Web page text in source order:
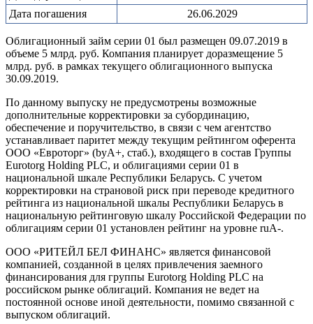
Дата погашения
26.06.2029
Облигационный займ серии 01 был размещен 09.07.2019 в
объеме 5 млрд. руб. Компания планирует доразмещение 5
млрд. руб. в рамках текущего облигационного выпуска
30.09.2019.
По данному выпуску не предусмотрены возможные
дополнительные корректировки за субординацию,
обеспечение и поручительство, в связи с чем агентство
устанавливает паритет между текущим рейтингом оферента
ООО «Евроторг» (byA+, стаб.), входящего в состав Группы
Eurotorg Holding PLC, и облигациями серии 01 в
национальной шкале Республики Беларусь. С учетом
корректировки на страновой риск при переводе кредитного
рейтинга из национальной шкалы Республики Беларусь в
национальную рейтинговую шкалу Российской Федерации по
облигациям серии 01 установлен рейтинг на уровне ruA-.
ООО «РИТЕЙЛ БЕЛ ФИНАНС» является финансовой
компанией, созданной в целях привлечения заемного
финансирования для группы Eurotorg Holding PLC на
российском рынке облигаций. Компания не ведет на
постоянной основе иной деятельности, помимо связанной с
выпуском облигаций.